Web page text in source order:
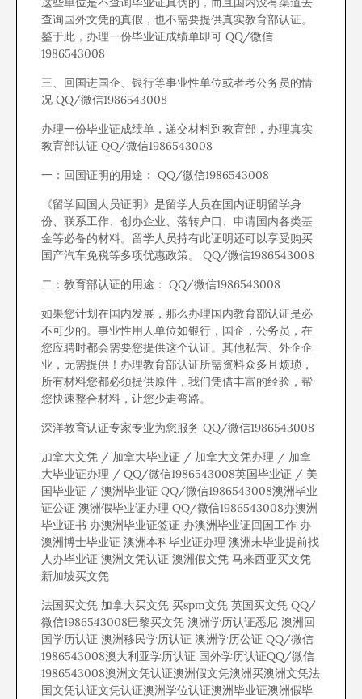
查询国外文凭的真假，也不需要提供真实教育部认证。
鉴于此，办理一份毕业证成绩单即可 QQ/微信
1986543008
三、回国进国企、银行等事业性单位或者考公务员的情
况 QQ/微信1986543008
办理一份毕业证成绩单，递交材料到教育部，办理真实
教育部认证 QQ/微信1986543008
一：回国证明的用途： QQ/微信1986543008
《留学回国人员证明》是留学人员在国内证明留学身
份、联系工作、创办企业、落转户口、申请国内各类基
金等必备的材料。留学人员持有此证明还可以享受购买
国产汽车免税等多项优惠政策。 QQ/微信1986543008
二：教育部认证的用途： QQ/微信1986543008
如果您计划在国内发展，那么办理国内教育部认证是必
不可少的。事业性用人单位如银行，国企，公务员，在
您应聘时都会需要您提供这个认证。其他私营、外企企
业，无需提供！办理教育部认证所需资料众多且烦琐，
所有材料您都必须提供原件，我们凭借丰富的经验，帮
您快速整合材料，让您少走弯路。
深洋教育认证专家专业为您服务 QQ/微信1986543008
加拿大文凭 / 加拿大毕业证 / 加拿大文凭办理 / 加拿
大毕业证办理 / QQ/微信1986543008英国毕业证 / 美
国毕业证 / 澳洲毕业证 QQ/微信1986543008澳洲毕业
证公证 澳洲假毕业证办理 QQ/微信1986543008办澳洲
毕业证书 办澳洲毕业证签证 办澳洲毕业证回国工作 办
澳洲博士毕业证 澳洲本科毕业证办理 澳洲未毕业提前找
人办毕业证 澳洲文凭认证 澳洲假文凭 马来西亚买文凭
新加坡买文凭
法国买文凭 加拿大买文凭 买spm文凭 英国买文凭 QQ/
微信1986543008巴黎买文凭 澳洲学历认证悉尼 澳洲回
国学历认证 澳洲移民学历认证 澳洲学历公证 QQ/微信
1986543008澳大利亚学历认证 国外学历认证QQ/微信
1986543008澳洲文凭认证澳洲假文凭澳洲买澳洲文凭法
国文凭认证文凭认证澳洲学位认证澳洲毕业证澳洲假毕